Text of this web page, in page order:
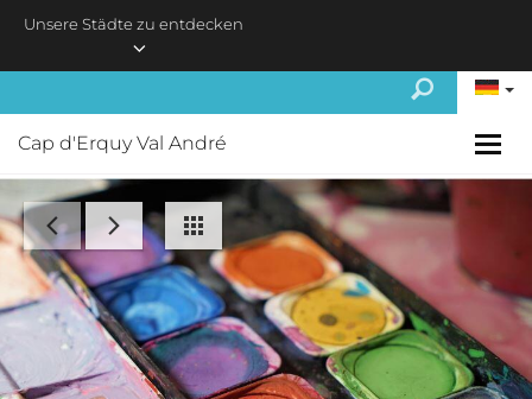
Unsere Städte zu entdecken
Cap d'Erquy Val André